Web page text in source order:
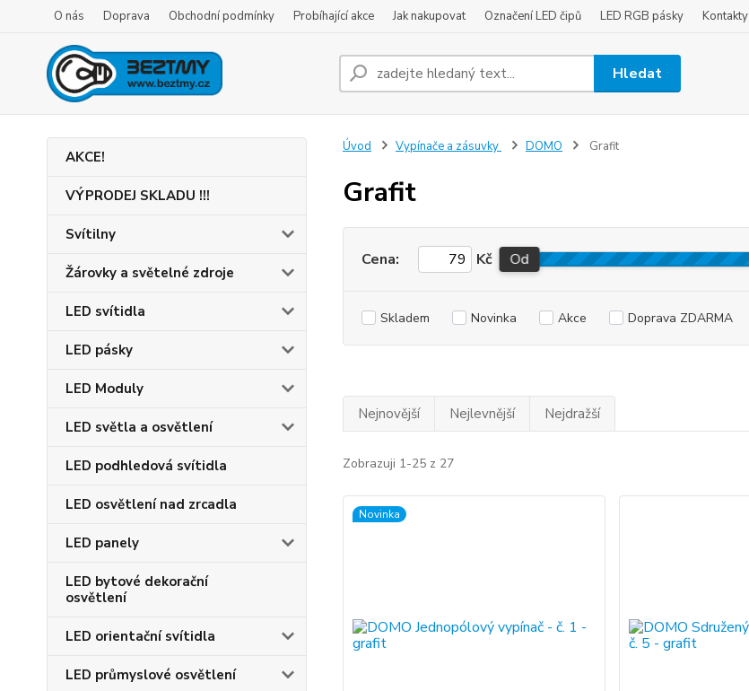
O nás Doprava Obchodní podmínky Probíhající akce Jak nakupovat Označení LED čipů LED RGB pásky Kontakty
Hledat
AKCE!
VÝPRODEJ SKLADU !!!
Svítilny
Žárovky a světelné zdroje
LED svítidla
LED pásky
LED Moduly
LED světla a osvětlení
LED podhledová svítidla
LED osvětlení nad zrcadla
LED panely
LED bytové dekorační
osvětlení
LED orientační svítidla
LED průmyslové osvětlení
Úvod Vypínače a zásuvky DOMO Grafit
Grafit
Cena: Kč Od
Skladem Novinka Akce Doprava ZDARMA
Nejnovější Nejlevnější Nejdražší
Zobrazuji 1-25 z 27
Novinka